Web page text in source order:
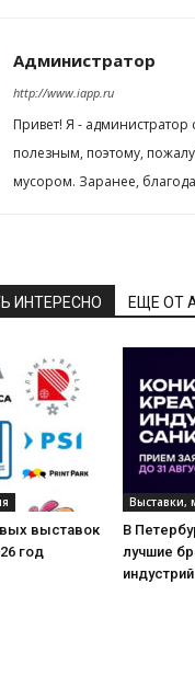
Администратор
http://www.iapp.ru
Привет! Я -
полезным, поэтому,
мусором. Заранее,
ИНТЕРЕСНО ЕЩЕ ОТ
выставок
год
Выставки,
В
лучшие
индустрий